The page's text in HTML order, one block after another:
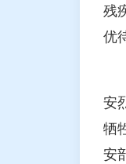
残
优
安
牺
安